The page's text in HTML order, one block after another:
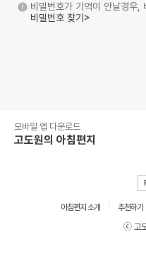
비밀번호가 기억이 안날경우,
비밀번호 찾기>
모바일 앱 다운로드
고도원의 아침편지
아침편지 소개 추천하기
ⓒ 고